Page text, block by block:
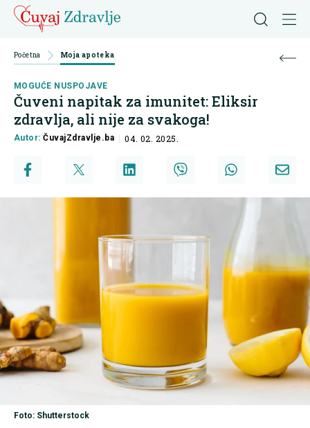
Početna Moja apoteka
MOGUĆE NUSPOJAVE
Čuveni napitak za imunitet: Eliksir
zdravlja, ali nije za svakoga!
Autor:ČuvajZdravlje.ba 04. 02. 2025.
Foto: Shutterstock